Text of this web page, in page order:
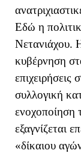
Εδώ η
Νετανιάχου.
κυβέρνηση
επιχειρήσεις
συλλογική
ενοχοποίηση
εξαγνίζεται
«δίκαιου